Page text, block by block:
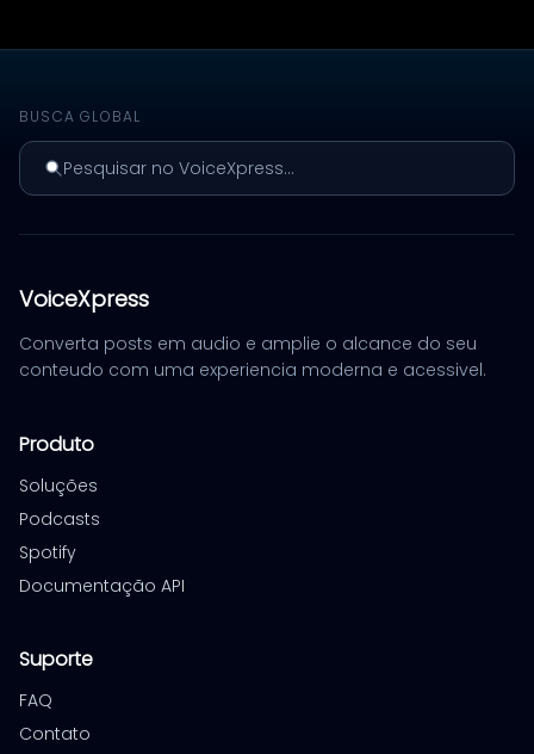
BUSCA GLOBAL
Pesquisar no VoiceXpress...
VoiceXpress
Converta posts em audio e amplie o alcance do seu
conteudo com uma experiencia moderna e acessivel.
Produto
Soluções
Podcasts
Spotify
Documentação API
Suporte
FAQ
Contato